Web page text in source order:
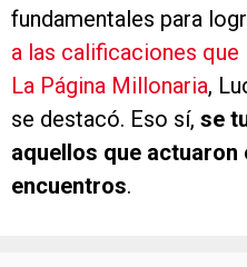
fundamentales para
a las calificaciones
La Página Millonaria,
se destacó. Eso sí, se
aquellos que actuaron
encuentros.